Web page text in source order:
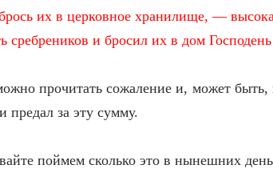
их в церковное хранилище, —
и бросил их в дом
прочитать сожаление и, может
предал за эту сумму.
поймем сколько это в нынешних